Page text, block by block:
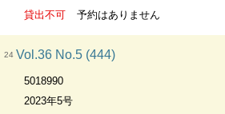
貸出不可 予約はありません
24 Vol.36 No.5 (444)
5018990
2023年5号